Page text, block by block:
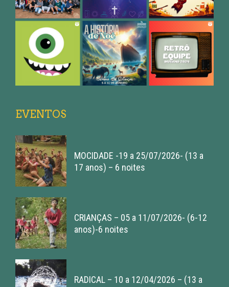
EVENTOS
MOCIDADE -19 a 25/07/2026- (13 a
17 anos) – 6 noites
CRIANÇAS – 05 a 11/07/2026- (6-12
anos)-6 noites
RADICAL – 10 a 12/04/2026 – (13 a